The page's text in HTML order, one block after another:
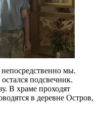
мы.
подсвечник.
В храме проходят
в деревне Остров,